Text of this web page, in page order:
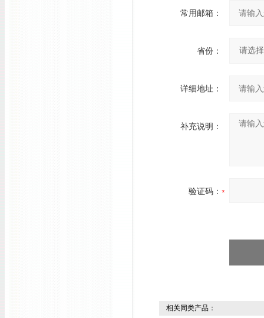
常用邮箱：
省份：
详细地址：
补充说明：
验证码：
相关同类产品：